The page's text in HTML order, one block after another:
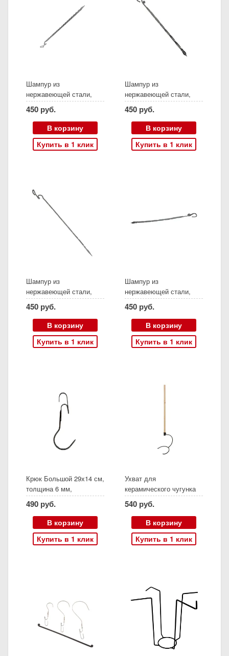
Шампур из
нержавеющей стали,
длина 50,5 см,
фламберг, (Амфора)
450 руб.
В корзину
Купить в 1 клик
Шампур из
нержавеющей стали,
длина 50 см, холодная
ковка, (Амфора)
450 руб.
В корзину
Купить в 1 клик
Шампур из
нержавеющей стали,
длина 56 см, холодная
ковка, (Амфора)
450 руб.
В корзину
Купить в 1 клик
Шампур из
нержавеющей стали,
длина 50.5 см, холодная
ковка (Скиф, Есаул),
Амфора
450 руб.
В корзину
Купить в 1 клик
Крюк Большой 29х14 см,
толщина 6 мм,
нержавеющая сталь
490 руб.
В корзину
Купить в 1 клик
Ухват для
керамического чугунка
540 руб.
В корзину
Купить в 1 клик